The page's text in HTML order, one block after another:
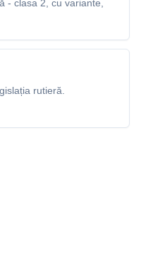
- clasa 2, cu variante,
rutieră.